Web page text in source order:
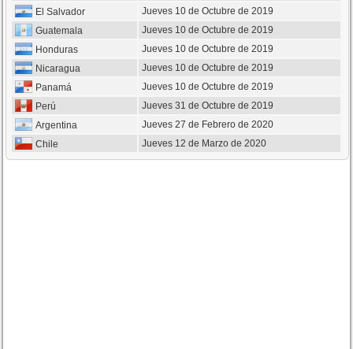
El Salvador
Jueves 10 de Octubre de 2019
Guatemala
Jueves 10 de Octubre de 2019
Honduras
Jueves 10 de Octubre de 2019
Nicaragua
Jueves 10 de Octubre de 2019
Panamá
Jueves 10 de Octubre de 2019
Perú
Jueves 31 de Octubre de 2019
Argentina
Jueves 27 de Febrero de 2020
Chile
Jueves 12 de Marzo de 2020